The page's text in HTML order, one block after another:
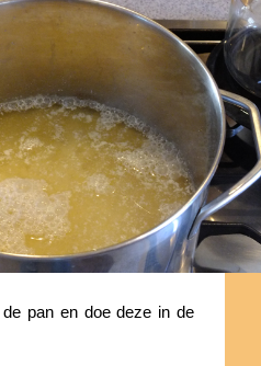
pan en doe deze in de